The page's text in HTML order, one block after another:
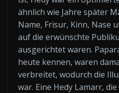
ähnlich wie Jahre später
Name, Frisur, Kinn, Nase
auf die erwünschte
ausgerichtet waren.
heute kennen, waren
verbreitet, wodurch die
war. Eine Hedy Lamarr,